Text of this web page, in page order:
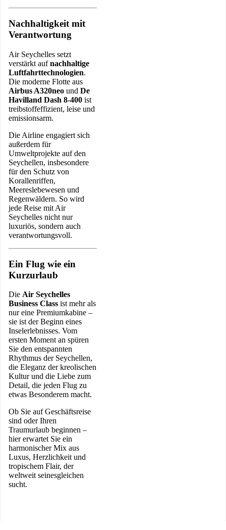
Nachhaltigkeit mit
Verantwortung
Air Seychelles setzt
verstärkt aufnachhaltige
Luftfahrttechnologien.
Die moderne Flotte aus
Airbus A320neo und De
Havilland Dash 8-400 ist
treibstoffeffizient, leise und
emissionsarm.
Die Airline engagiert sich
außerdem für
Umweltprojekte auf den
Seychellen, insbesondere
für den Schutz von
Korallenriffen,
Meereslebewesen und
Regenwäldern. So wird
jede Reise mit Air
Seychelles nicht nur
luxuriös, sondern auch
verantwortungsvoll.
Ein Flug wie ein
Kurzurlaub
Die Air Seychelles
Business Class ist mehr als
nur eine Premiumkabine –
sie ist der Beginn eines
Inselerlebnisses. Vom
ersten Moment an spüren
Sie den entspannten
Rhythmus der Seychellen,
die Eleganz der kreolischen
Kultur und die Liebe zum
Detail, die jeden Flug zu
etwas Besonderem macht.
Ob Sie auf Geschäftsreise
sind oder Ihren
Traumurlaub beginnen –
hier erwartet Sie ein
harmonischer Mix aus
Luxus, Herzlichkeit und
tropischem Flair, der
weltweit seinesgleichen
sucht.